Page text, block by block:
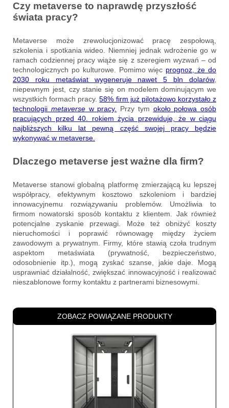
Czy metaverse to naprawdę przyszłość
świata pracy?
Metaverse może zrewolucjonizować pracę zespołową,
szkolenia i spotkania wideo. Niemniej jednak wdrożenie go w
ramach codziennej pracy wiąże się z szeregiem wyzwań – od
technologicznych po kulturowe. Pomimo więc prognoz, że do
2030 roku metaświat wygeneruje nawet 5 bln dolarów,
niepewnym jest, czy stanie się on modelem dominującym we
wszystkich formach pracy.58% firm już pilotażowo korzystało z
technologii metaversew pracy. Przy tym około połowa osób
pracujących przed 40. rokiem życia przewiduje, że w ciągu
najbliższych kilku lat pewną część swojej pracy będzie
wykonywać w metaverse.
Dlaczego metaverse jest ważne dla firm?
Metaverse stanowi globalną platformę zmierzającą ku lepszej
współpracy, efektywnym kosztowo szkoleniom i bardziej
innowacyjnemu rozwiązywaniu problemów. Umożliwia to
firmom nowatorski sposób kontaktu z klientem. Jak również
potencjalne zyskanie przewagi. Może też obniżyć koszty
nieruchomości i poprawić równowagę między życiem
zawodowym a prywatnym. Firmy, które stawią czoła trudnym
aspektom metaświata (prywatność, bezpieczeństwo,
odosobnienie itp.), mogą zyskać szanse, jakie daje. Mogą
usprawniać działalność, zwiększać innowacyjność i realizować
nieszablonowe formy kontaktu z partnerami biznesowymi.
ZOBACZ POWIĄZANE PRODUKTY